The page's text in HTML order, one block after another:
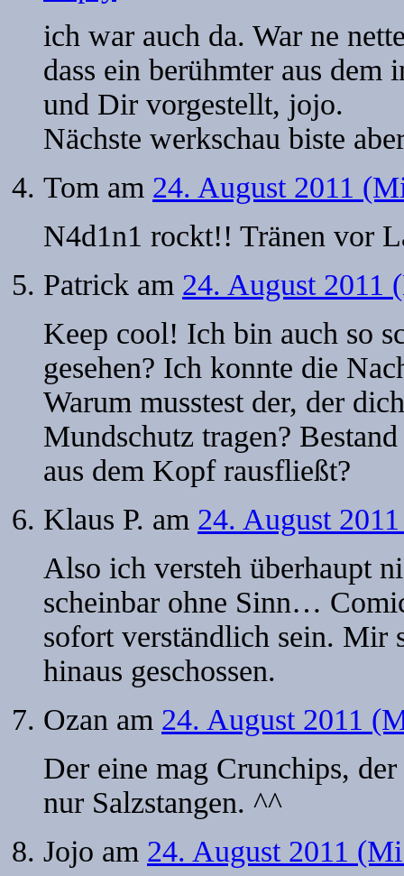
ich war auch da. War ne
dass ein berühmter aus dem
und Dir vorgestellt, jojo.
Nächste werkschau biste
Tom am 24. August 2011
N4d1n1 rockt!! Tränen vor
Patrick am 24. August 2011
Keep cool! Ich bin auch so
gesehen? Ich konnte die
Warum musstest der, der
Mundschutz tragen?
aus dem Kopf rausfließt?
Klaus P. am 24. August
Also ich versteh überhaupt
scheinbar ohne Sinn…
sofort verständlich sein. Mir
hinaus geschossen.
Ozan am 24. August 2011
Der eine mag Crunchips,
nur Salzstangen. ^^
Jojo am 24. August 2011